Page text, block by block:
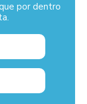
por dentro